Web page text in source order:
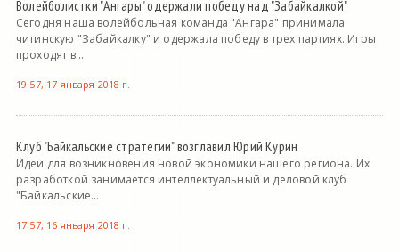
Волейболистки "Ангары" одержали победу над "Забайкалкой"
Сегодня наша волейбольная команда "Ангара" принимала
читинскую "Забайкалку" и одержала победу в трех партиях. Игры
проходят в...
19:57, 17 января 2018 г.
Клуб "Байкальские стратегии" возглавил Юрий Курин
Идеи для возникновения новой экономики нашего региона. Их
разработкой занимается интеллектуальный и деловой клуб
"Байкальские...
17:57, 16 января 2018 г.